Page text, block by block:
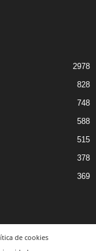
2978
828
748
588
515
378
369
de cookies